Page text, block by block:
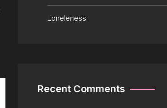
Loneleness
Recent Comments